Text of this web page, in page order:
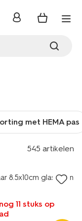
inloggen
met HEMA pas
545 artikelen
8.5x10cm glas bruin
11 stuks op